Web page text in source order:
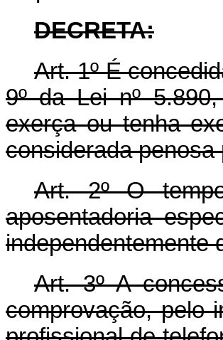
DECRETA:
Art. 1º É
9º da Lei nº
exerça ou tenha
considerada penosa
Art. 2º O
aposentadoria
independentemente
Art. 3º A
comprovação, pelo